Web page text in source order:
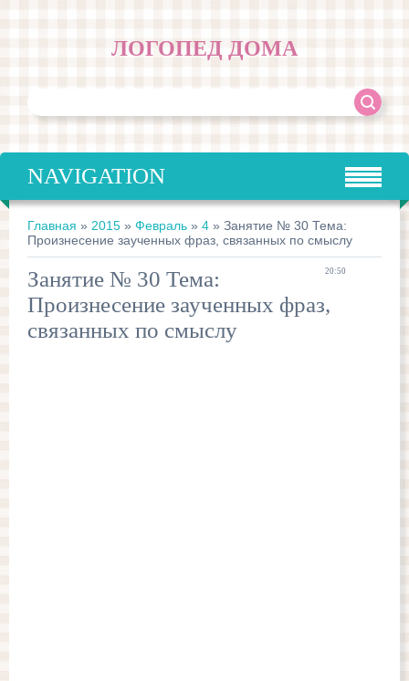
ЛОГОПЕД ДОМА
NAVIGATION
Главная » 2015 » Февраль » 4 » Занятие № 30 Тема:
Произнесение заученных фраз, связанных по смыслу
20:50
Занятие № 30 Тема:
Произнесение заученных фраз,
связанных по смыслу